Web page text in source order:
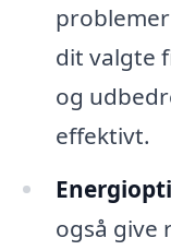
dit valgte
og
effektivt.
også give